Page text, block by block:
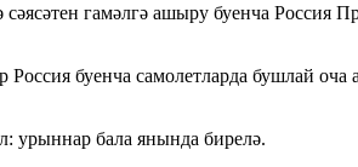
гамәлгә ашыру буенча
буенча самолетларда бушлай
урыннар бала янында бирелә.